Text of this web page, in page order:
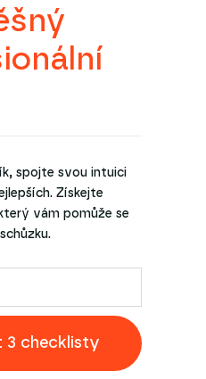
spojte svou intuici
Získejte
vám pomůže se
Chci získat 3 checklisty